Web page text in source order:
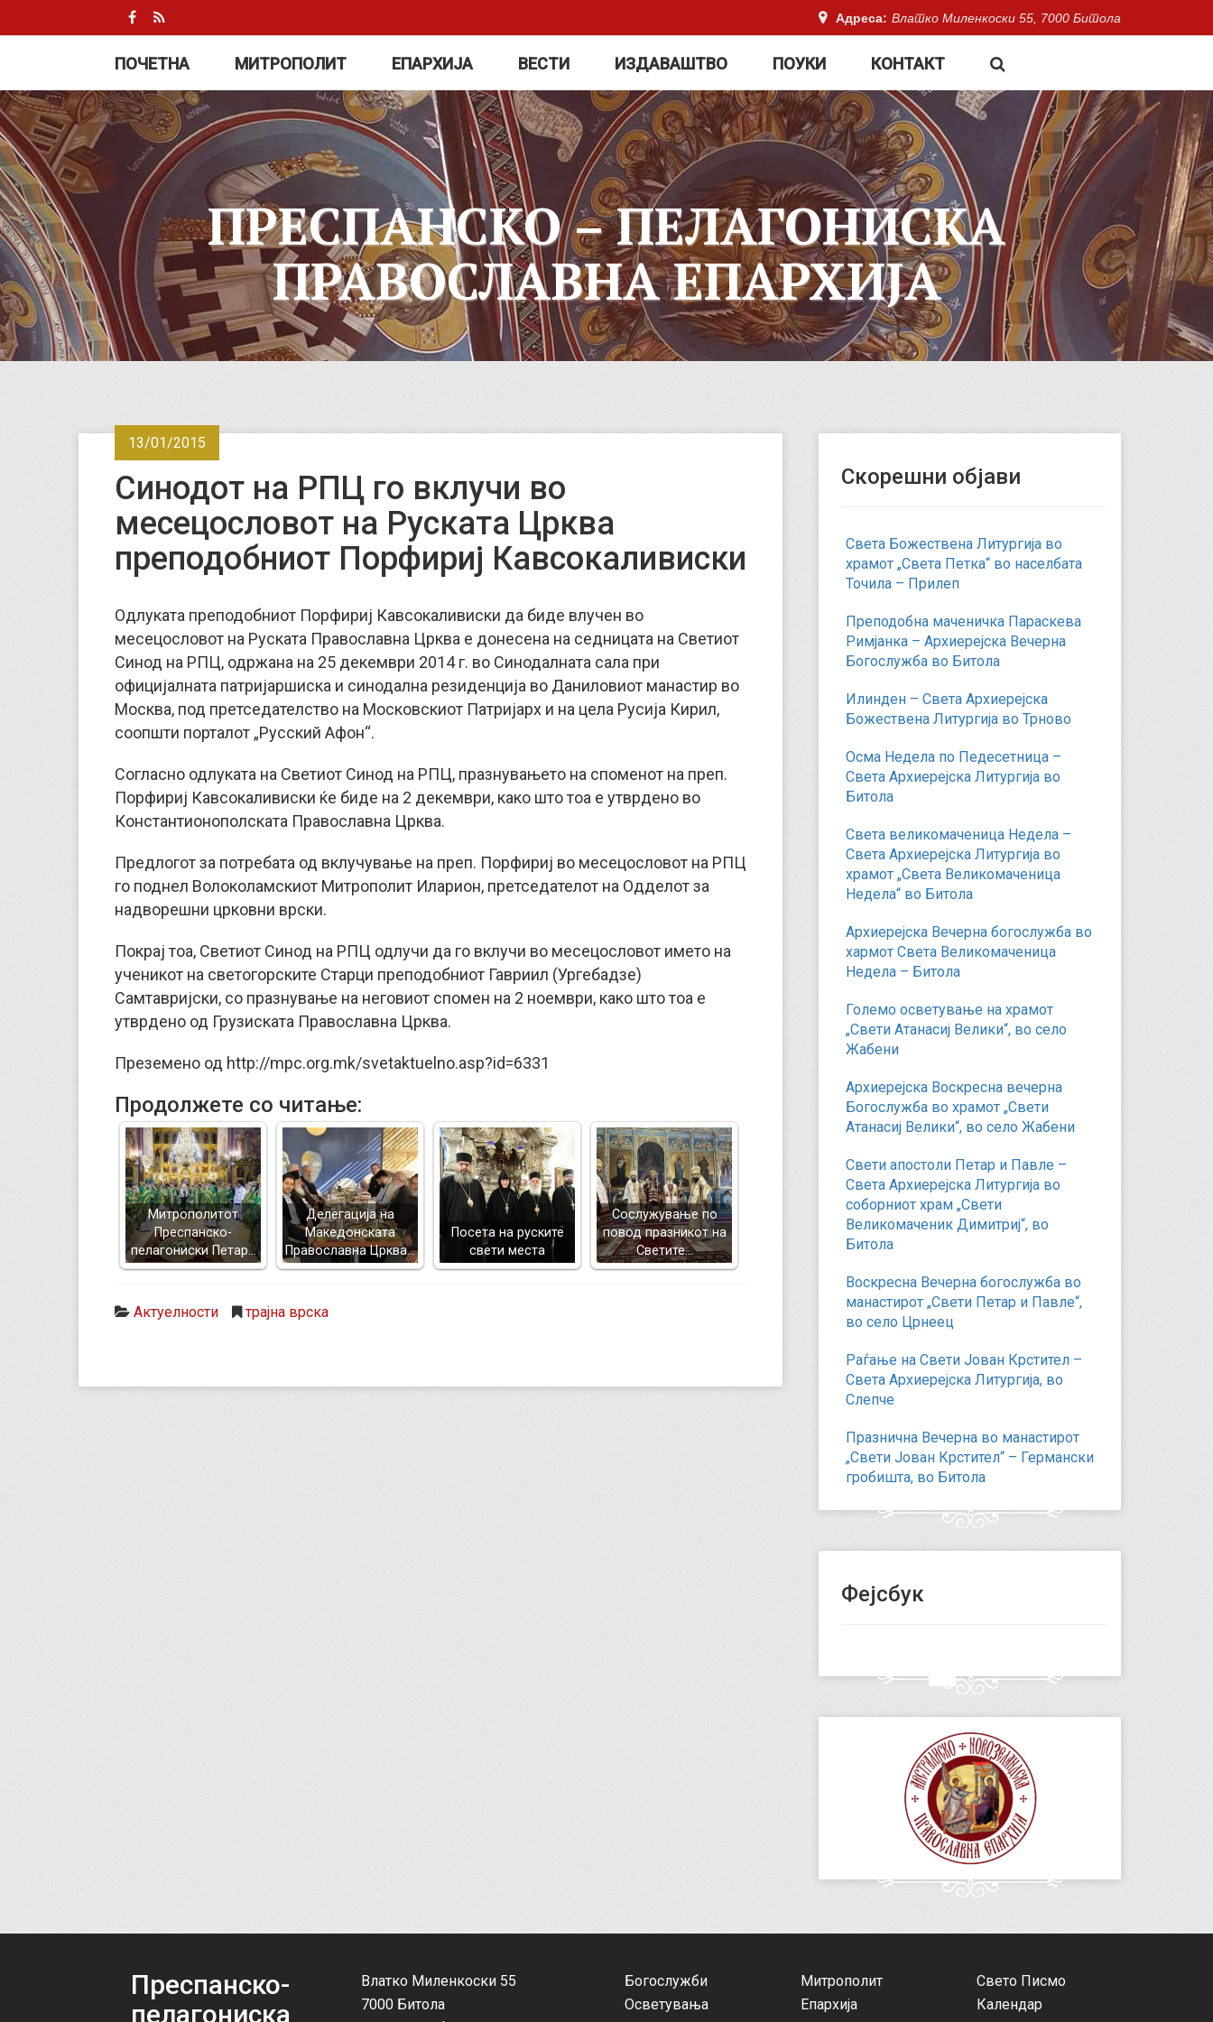
Адреса: Влатко Миленкоски 55, 7000 Битола
ПОЧЕТНА МИТРОПОЛИТ ЕПАРХИЈА ВЕСТИ ИЗДАВАШТВО ПОУКИ КОНТАКТ
ПРЕСПАНСКО – ПЕЛАГОНИСКА
ПРАВОСЛАВНА ЕПАРХИЈА
13/01/2015
Синодот на РПЦ го вклучи во
месецословот на Руската Црква
преподобниот Порфириј Кавсокаливиски
Одлуката преподобниот Порфириј Кавсокаливиски да биде влучен во
месецословот на Руската Православнa Црква е донесена на седницата на Светиот
Синод на РПЦ, одржана на 25 декември 2014 г. во Синодалната сала при
официјалната патријаршиска и синодална резиденција во Даниловиот манастир во
Москва, под претседателство на Московскиот Патријарх и на цела Русија Кирил,
соопшти порталот „Русский Афон“.
Согласно одлуката на Светиот Синод на РПЦ, празнувањето на споменот на преп.
Порфириј Кавсокаливиски ќе биде на 2 декември, како што тоа е утврдено во
Константионополската Православна Црква.
Предлогот за потребата од вклучување на преп. Порфириј во месецословот на РПЦ
го поднел Волоколамскиот Митрополит Иларион, претседателот на Одделот за
надворешни црковни врски.
Покрај тоа, Светиот Синод на РПЦ одлучи да го вклучи во месецословот името на
ученикот на светогорските Старци преподобниот Гавриил (Ургебадзе)
Самтавријски, со празнување на неговиот спомен на 2 ноември, како што тоа е
утврдено од Грузиската Православна Црква.
Преземено од http://mpc.org.mk/svetaktuelno.asp?id=6331
Продолжете со читање:
Митрополитот
Преспанско-
пелагониски Петар…
Делегација на
Македонската
Православна Црква…
Посета на руските
свети места
Сослужување по
повод празникот на
Светите…
Актуелности трајна врска
Скорешни објави
Света Божествена Литургија во
храмот „Света Петка“ во населбата
Точила – Прилеп
Преподобна маченичка Параскева
Римјанка – Архиерејска Вечерна
Богослужба во Битола
Илинден – Света Архиерејска
Божествена Литургија во Трново
Осма Недела по Педесетница –
Света Архиерејска Литургија во
Битола
Света великомаченица Недела –
Света Архиерејска Литургија во
храмот „Света Великомаченица
Недела“ во Битола
Архиерејска Вечерна богослужба во
хармот Света Великомаченица
Недела – Битола
Големо осветување на храмот
„Свети Атанасиј Велики“, во село
Жабени
Архиерејска Воскресна вечерна
Богослужба во храмот „Свети
Атанасиј Велики“, во село Жабени
Свети апостоли Петар и Павле –
Света Архиерејска Литургија во
соборниот храм „Свети
Великомаченик Димитриј“, во
Битола
Воскресна Вечерна богослужба во
манастирот „Свети Петар и Павле“,
во село Црнеец
Раѓање на Свети Јован Крстител –
Света Архиерејска Литургија, во
Слепче
Празнична Вечерна во манастирот
„Свети Јован Крстител“ – Германски
гробишта, во Битола
Фејсбук
Преспанско-
пелагониска
Влатко Миленкоски 55
7000 Битола
Богослужби
Осветувања
Митрополит
Епархија
Свето Писмо
Календар